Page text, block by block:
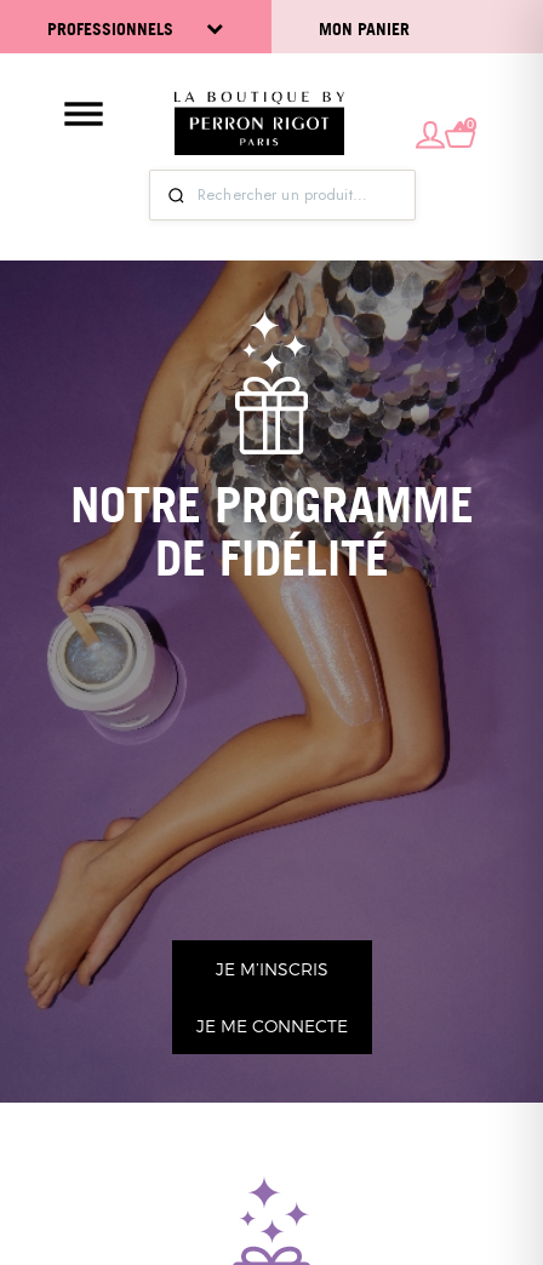
PROFESSIONNELS MON PANIER
0
NOTRE PROGRAMME
DE FIDÉLITÉ
JE M’INSCRIS
JE ME CONNECTE